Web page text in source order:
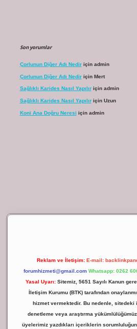
Son yorumlar
Çorlunun Diğer Adı Nediriçin admin
Çorlunun Diğer Adı Nediriçin Mert
Sağlıklı Karides Nasıl Yapılıriçin admin
Sağlıklı Karides Nasıl Yapılıriçin Uzun
Koni Ana Doğru Neresi için admin
Reklam ve İletişim: E-mail:
forumhizmeti@gmail.com Whatsapp: 0262
Yasal Uyarı: Sitemiz, 5651 Sayılı Kanun
İletişim Kurumu (BTK) tarafından
hizmet vermektedir. Bu nedenle,
denetleme veya araştırma
üyelerimiz yazdıkları içeriklerin